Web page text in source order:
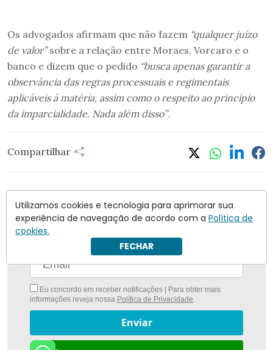
Os advogados afirmam que não fazem “qualquer juízo
de valor”sobre a relação entre Moraes, Vorcaro e o
banco e dizem que o pedido “busca apenas garantir a
observância das regras processuais e regimentais
aplicáveis à matéria, assim como o respeito ao princípio
da imparcialidade. Nada além disso”.
Compartilhar
Nunca foi tão fácil ficar bem informado comO
Antagonista
Eu concordo em receber notificações | Para obter mais
informações reveja nossa Política de Privacidade.
Enviar
Utilizamos cookies e tecnologia para aprimorar sua
experiência de navegação de acordo com a Política de
cookies.
FECHAR